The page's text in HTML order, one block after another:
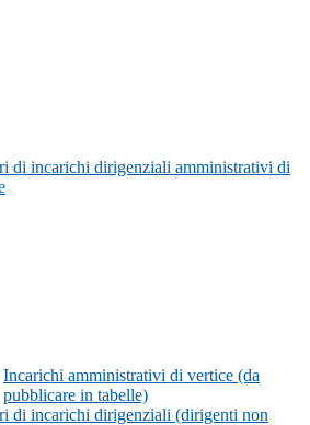
di incarichi dirigenziali amministrativi di
Incarichi amministrativi di vertice (da
pubblicare in tabelle)
di incarichi dirigenziali (dirigenti non